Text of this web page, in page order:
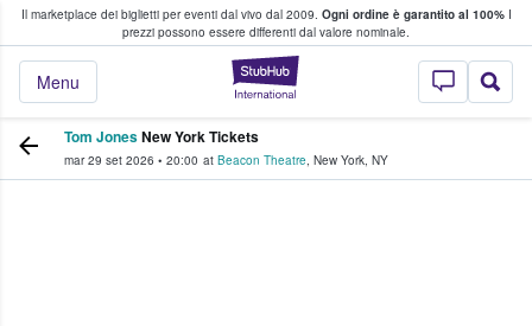
Il marketplace dei biglietti per eventi dal vivo dal 2009. Ogni ordine è garantito al 100%I
prezzi possono essere differenti dal valore nominale.
StubHub - Dove
Menu
fan comprano e vendono biglietti
Tom JonesNew York Tickets
mar 29 set 2026 • 20:00 at Beacon Theatre, New York, NY